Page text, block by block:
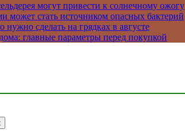
могут привести к солнечному ожогу
может стать источником опасных бактерий
сделать на грядках в августе
главные параметры перед покупкой